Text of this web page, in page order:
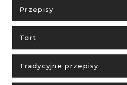
Przepisy
Tort
Tradycyjne przepisy